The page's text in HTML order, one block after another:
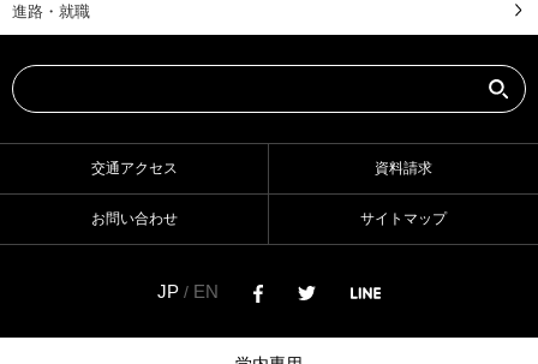
進路・就職
交通アクセス 資料請求
お問い合わせ サイトマップ
JP / EN